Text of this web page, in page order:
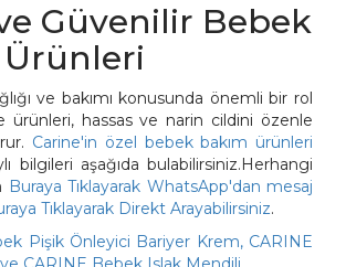
Güvenilir Bebek
Ürünleri
ve bakımı konusunda önemli bir rol
ürünleri, hassas ve narin cildini özenle
Carine'in özel bebek bakım ürünleri
bilgileri aşağıda bulabilirsiniz.Herhangi
Buraya Tıklayarak WhatsApp'dan mesaj
Tıklayarak Direkt Arayabilirsiniz.